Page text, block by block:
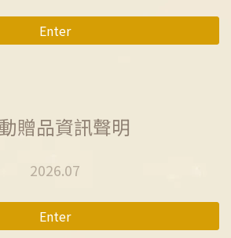
Enter
贈品資訊聲明
2026.07
Enter